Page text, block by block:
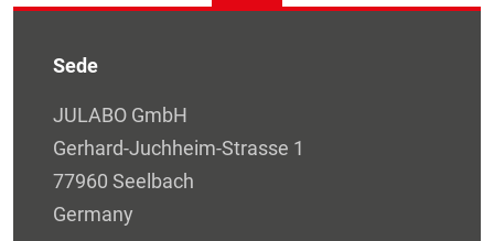
Sede
JULABO GmbH
Gerhard-Juchheim-Strasse 1
77960 Seelbach
Germany